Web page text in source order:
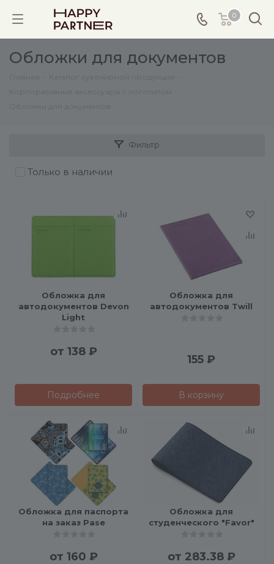
0
Обложки для документов
Фильтр
Только в наличии
Обложка для
автодокументов Devon
Light
от 138 ₽
Подробнее
Обложка для
автодокументов Twill
155 ₽
В корзину
Обложка для паспорта
на заказ Pase
от 160 ₽
Обложка для
студенческого "Favor"
от 283.38 ₽